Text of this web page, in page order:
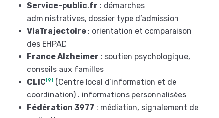
Service-public.fr : démarches
administratives, dossier type d’admission
ViaTrajectoire : orientation et comparaison
des EHPAD
France Alzheimer : soutien psychologique,
conseils aux familles
CLIC [9] (Centre local d’information et de
coordination) : informations personnalisées
Fédération 3977 : médiation, signalement de